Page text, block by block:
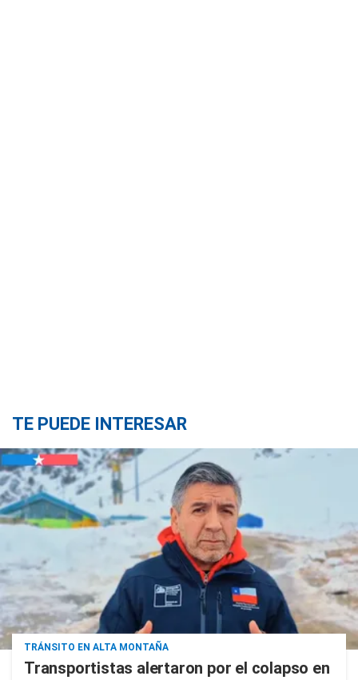
TE PUEDE INTERESAR
TRÁNSITO EN ALTA MONTAÑA
Transportistas alertaron por el colapso en